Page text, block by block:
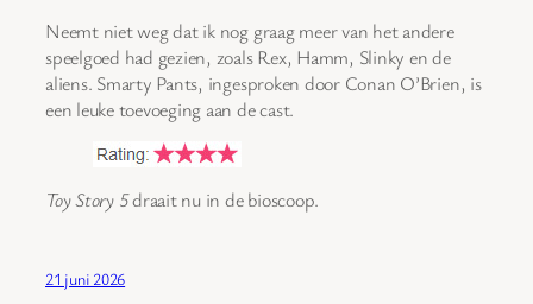
Neemt niet weg dat ik nog graag meer van het andere
speelgoed had gezien, zoals Rex, Hamm, Slinky en de
aliens. Smarty Pants, ingesproken door Conan O’Brien, is
een leuke toevoeging aan de cast.
Toy Story 5draait nu in de bioscoop.
21 juni 2026